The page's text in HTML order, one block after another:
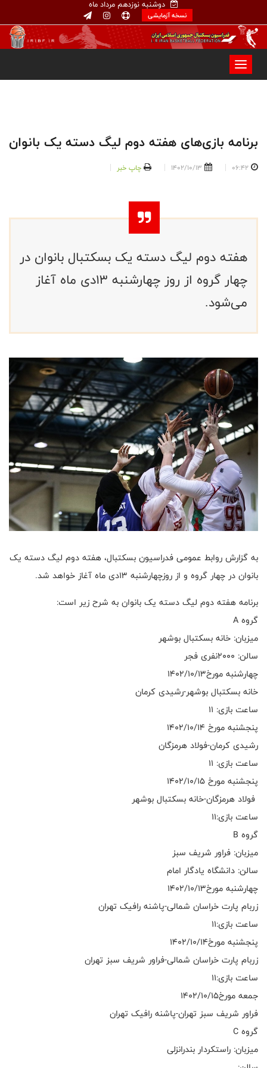
دوشنبه نوزدهم مرداد ماه
نسخه آزمایشی
برنامه بازی‌های هفته دوم لیگ دسته یک بانوان
06:42
1402/10/13 چاپ خبر
هفته دوم لیگ دسته یک بسکتبال بانوان در
چهار گروه از روز چهارشنبه ۱۳دی ماه آغاز
می‌شود.
به گزارش روابط عمومی فدراسیون بسکتبال، هفته دوم لیگ دسته یک
بانوان در چهار گروه و از روزچهارشنبه ۱۳دی ماه آغاز خواهد شد.
برنامه هفته دوم لیگ دسته یک بانوان به شرح زیر است:
گروه A
میزبان: خانه بسکتبال بوشهر
سالن: ۲۰۰۰نفری فجر
چهارشنبه مورخ۱۴۰۲/۱۰/۱۳
خانه بسکتبال بوشهر-رشیدی کرمان
ساعت بازی: ۱۱
پنجشنبه مورخ ۱۴۰۲/۱۰/۱۴
رشیدی کرمان-فولاد هرمزگان
ساعت بازی: ۱۱
پنجشنبه مورخ ۱۴۰۲/۱۰/۱۵
فولاد هرمزگان-خانه بسکتبال بوشهر
ساعت بازی:۱۱
گروه B
میزبان: فراور شریف سبز
سالن: دانشگاه یادگار امام
چهارشنبه مورخ۱۴۰۲/۱۰/۱۳
زربام پارت خراسان شمالی-پاشنه رافیک تهران
ساعت بازی:۱۱
پنجشنبه مورخ۱۴۰۲/۱۰/۱۴
زربام پارت خراسان شمالی-فراور شریف سبز تهران
ساعت بازی:۱۱
جمعه مورخ۱۴۰۲/۱۰/۱۵
فراور شریف سبز تهران-پاشنه رافیک تهران
گروه C
میزبان: راستکردار بندرانزلی